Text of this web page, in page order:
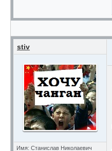
stiv
Имя: Станислав Николаевич